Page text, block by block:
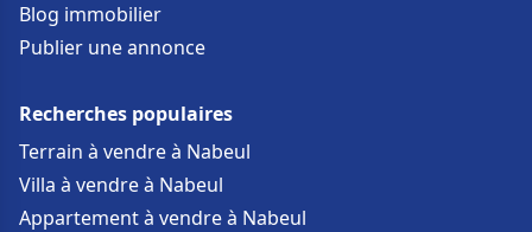
Blog immobilier
Publier une annonce
Recherches populaires
Terrain à vendre à Nabeul
Villa à vendre à Nabeul
Appartement à vendre à Nabeul